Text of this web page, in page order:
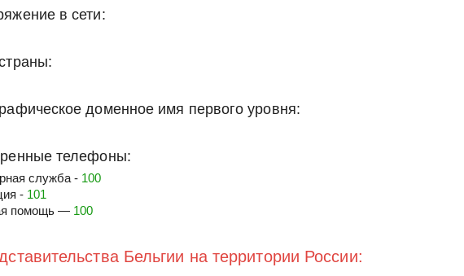
в сети:
доменное имя первого уровня:
телефоны:
служба - 100
- 101
помощь — 100
Бельгии на территории России: